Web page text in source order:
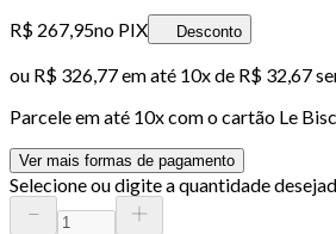
R$ 267,95no PIX Desconto
ou R$ 326,77em até 10x de R$ 32,67
Parcele em até 10x com o cartão Le
Ver mais formas de pagamento
Selecione ou digite a quantidade